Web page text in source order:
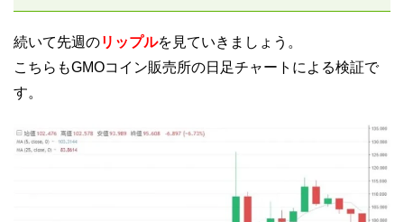
続いて先週のリップルを見ていきましょう。
こちらもGMOコイン販売所の日足チャートによる検証で
す。